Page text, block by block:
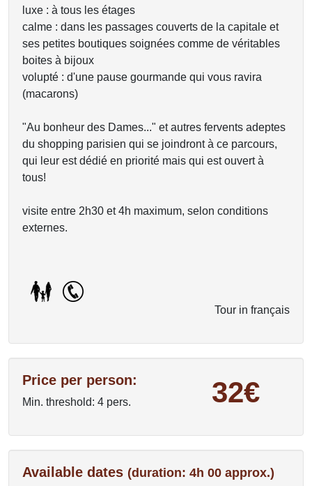
luxe : à tous les étages
calme : dans les passages couverts de la capitale et
ses petites boutiques soignées comme de véritables
boites à bijoux
volupté : d'une pause gourmande qui vous ravira
(macarons)
"Au bonheur des Dames..." et autres fervents adeptes
du shopping parisien qui se joindront à ce parcours,
qui leur est dédié en priorité mais qui est ouvert à
tous!
visite entre 2h30 et 4h maximum, selon conditions
externes.
Tour in français
Price per person:
Min. threshold: 4 pers. 32€
Available dates (duration: 4h 00 approx.)